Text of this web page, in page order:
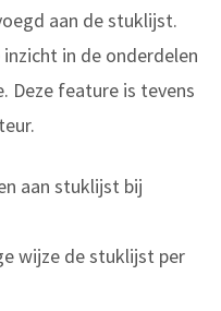
aan de stuklijst.
in de onderdelen
Deze feature is tevens
aan stuklijst bij
wijze de stuklijst per